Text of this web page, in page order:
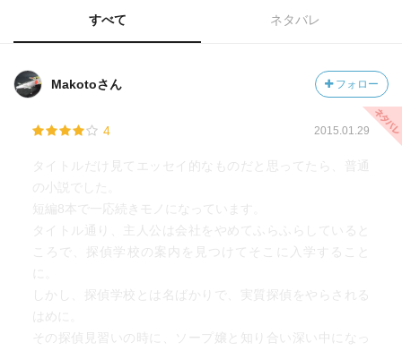
すべて ネタバレ
Makotoさん フォロー
4 2015.01.29
タイトルだけ見てエッセイ的なものだと思ってたら、普通
の小説でした。
短編8本で一応続きモノになっています。
タイトル通り、主人公は会社をやめてふらふらしていると
ころで、探偵学校の案内を見つけてそこに入学すること
に。
しかし、探偵学校とは名ばかりで、実質探偵をやらされる
はめに。
その探偵見習いの時に、ソープ嬢と知り合い深い中になっ